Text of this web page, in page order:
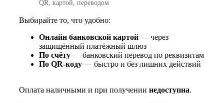
QR, картой, переводом
Выбирайте то, что удобно:
Онлайн банковской картой — через
защищённый платёжный шлюз
По счёту — банковский перевод по реквизитам
По QR‑коду — быстро и без лишних действий
Оплата наличными и при получении недоступна.